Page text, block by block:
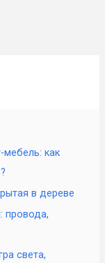
мебель: как
в дереве
провода,
света,